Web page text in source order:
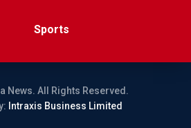
Sports
News. All Rights Reserved.
Intraxis Business Limited